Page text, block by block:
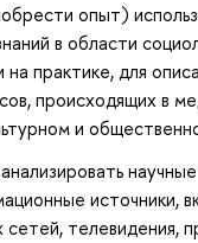
опыт)
в области
на практике, для
происходящих в
и
источники,
сетей, телевидения,